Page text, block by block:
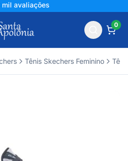
mil avaliações
0
Tênis Skechers Feminino